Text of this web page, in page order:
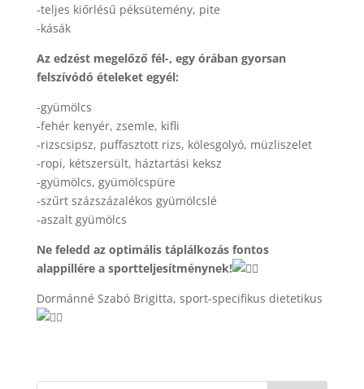
-teljes kiőrlésű péksütemény, pite
-kásák
Az edzést megelőző fél-, egy órában gyorsan
felszívódó ételeket egyél:
-gyümölcs
-fehér kenyér, zsemle, kifli
-rizscsipsz, puffasztott rizs, kölesgolyó, müzliszelet
-ropi, kétszersült, háztartási keksz
-gyümölcs, gyümölcspüre
-szűrt százszázalékos gyümölcslé
-aszalt gyümölcs
Ne feledd az optimális táplálkozás fontos
alappillére a sportteljesítménynek!
Dormánné Szabó Brigitta, sport-specifikus dietetikus